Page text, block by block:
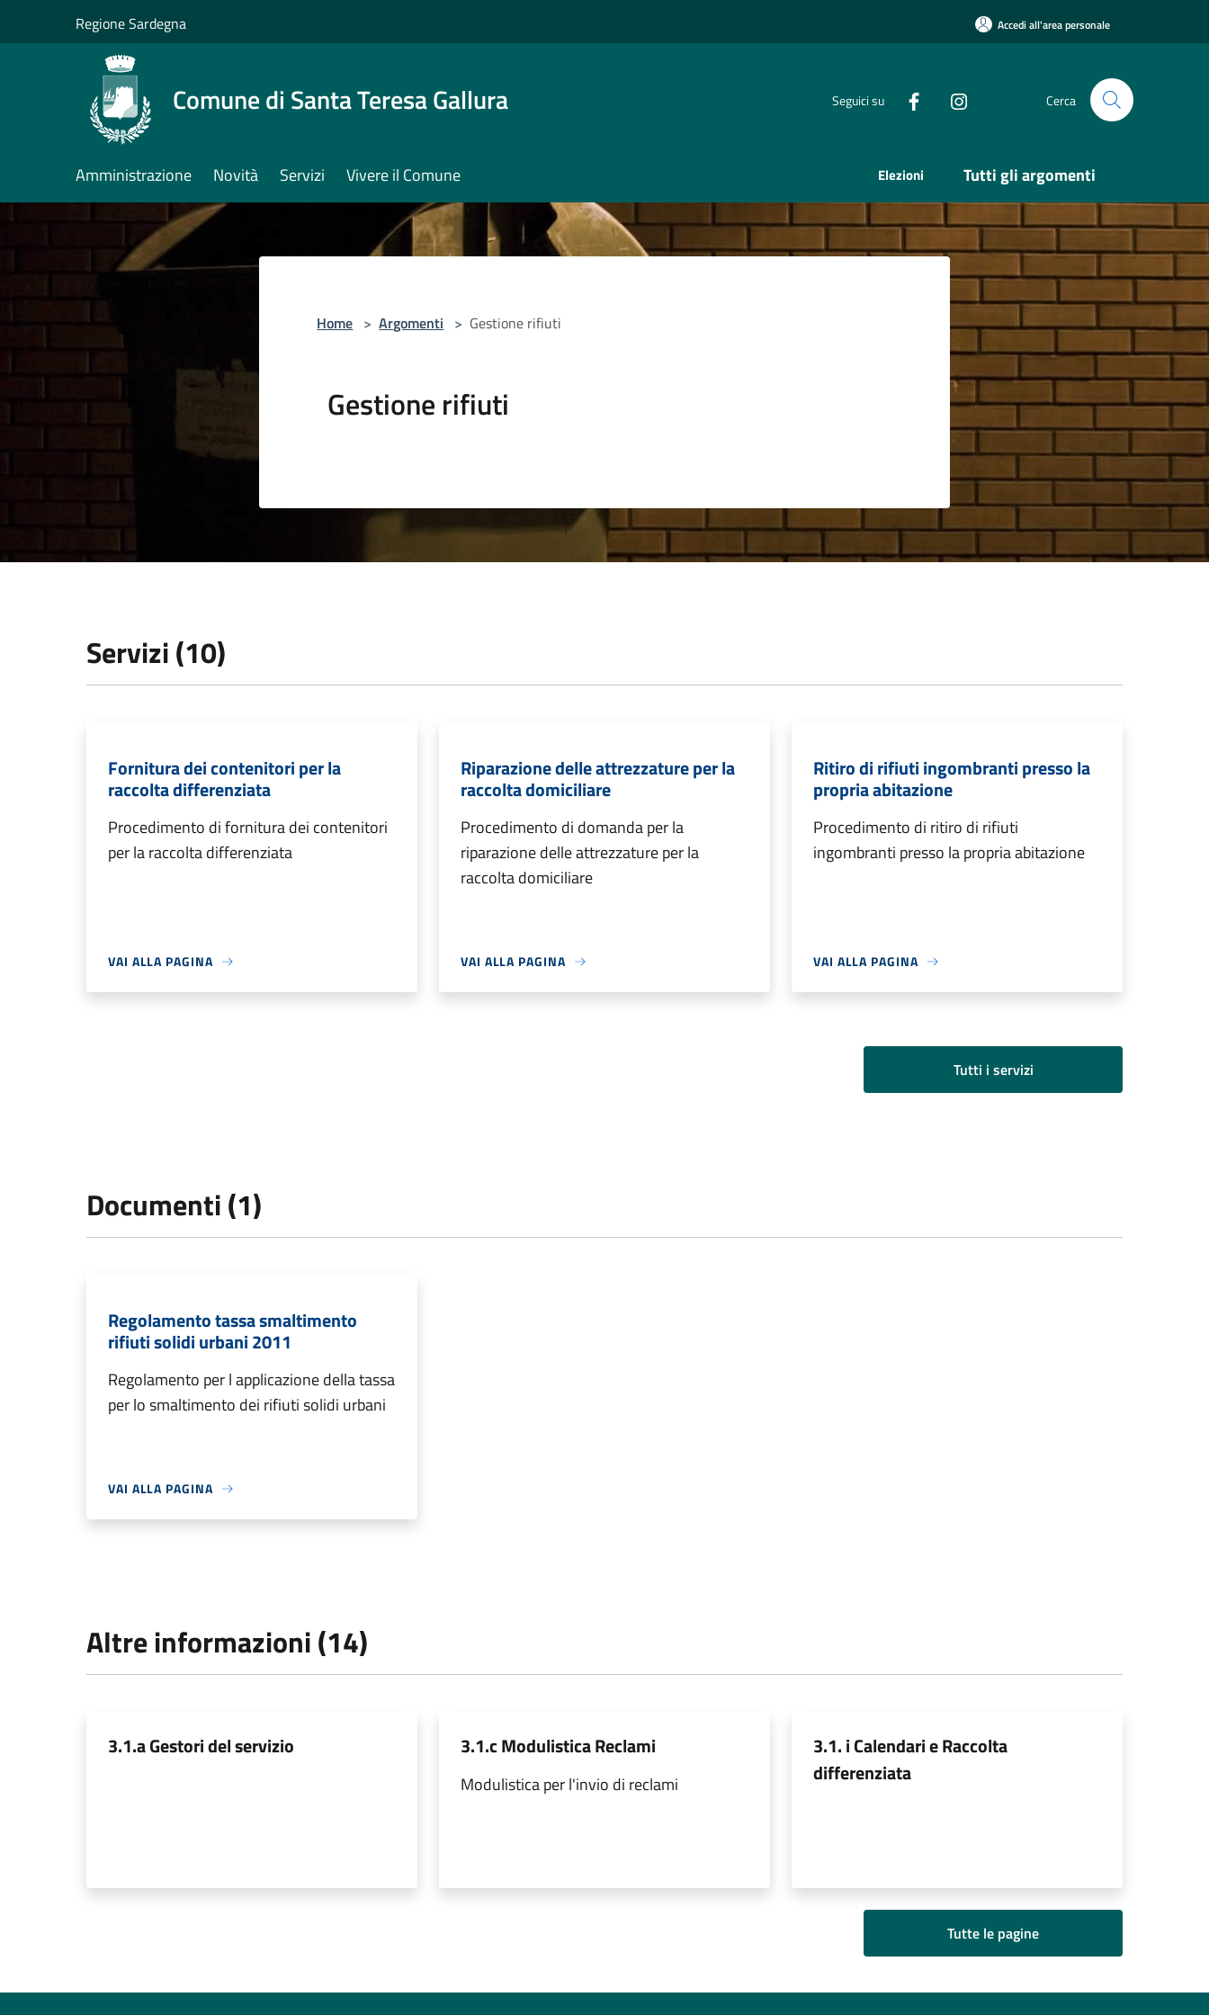
Regione Sardegna Accedi all'area personale
Comune di Santa Teresa Gallura Seguici su Cerca
Amministrazione Novità Servizi Vivere il Comune Elezioni Tutti gli argomenti
Home > Argomenti > Gestione rifiuti
Gestione rifiuti
Servizi (10)
Fornitura dei contenitori per la
raccolta differenziata
Procedimento di fornitura dei contenitori
per la raccolta differenziata
VAI ALLA PAGINA
Riparazione delle attrezzature per la
raccolta domiciliare
Procedimento di domanda per la
riparazione delle attrezzature per la
raccolta domiciliare
VAI ALLA PAGINA
Ritiro di rifiuti ingombranti presso la
propria abitazione
Procedimento di ritiro di rifiuti
ingombranti presso la propria abitazione
VAI ALLA PAGINA
Tutti i servizi
Documenti (1)
Regolamento tassa smaltimento
rifiuti solidi urbani 2011
Regolamento per l applicazione della tassa
per lo smaltimento dei rifiuti solidi urbani
VAI ALLA PAGINA
Altre informazioni (14)
3.1.a Gestori del servizio 3.1.c Modulistica Reclami
Modulistica per l'invio di reclami
3.1. i Calendari e Raccolta
differenziata
Tutte le pagine